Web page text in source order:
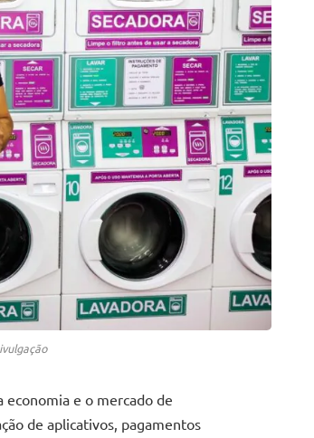
e o mercado de
de aplicativos, pagamentos